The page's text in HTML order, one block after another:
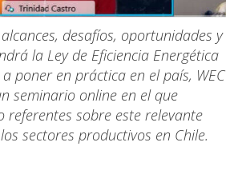
desafíos, oportunidades y
la Ley de Eficiencia Energética
poner en práctica en el país, WEC
seminario online en el que
referentes sobre este relevante
sectores productivos en Chile.